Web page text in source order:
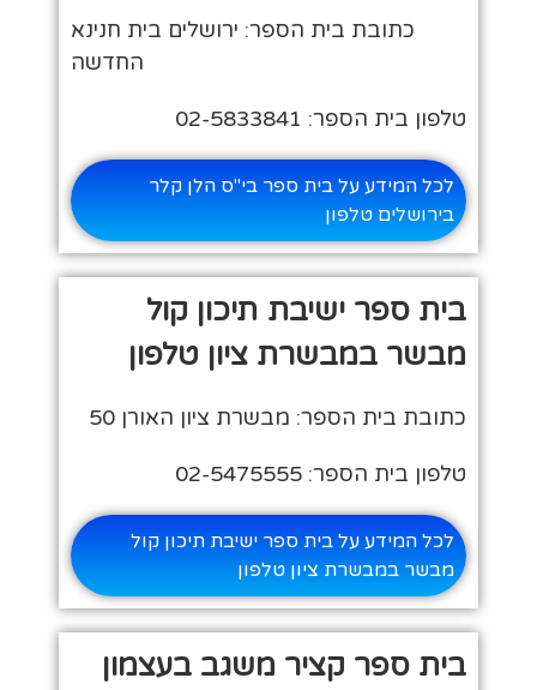
כתובת בית הספר: ירושלים בית חנינא
החדשה
טלפון בית הספר: 02-5833841
לכל המידע על בית ספר בי"ס הלן קלר
בירושלים טלפון
בית ספר ישיבת תיכון קול
מבשר במבשרת ציון טלפון
כתובת בית הספר: מבשרת ציון האורן 50
טלפון בית הספר: 02-5475555
לכל המידע על בית ספר ישיבת תיכון קול
מבשר במבשרת ציון טלפון
בית ספר קציר משגב בעצמון